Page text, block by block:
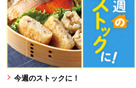
今週のストックに！